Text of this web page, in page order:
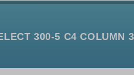
300-5 C4 COLUMN